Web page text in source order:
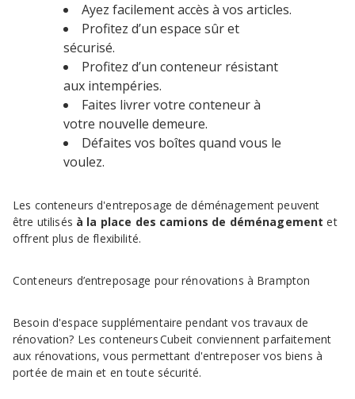
Ayez facilement accès à vos articles.
Profitez d’un espace sûr et
sécurisé.
Profitez d’un conteneur résistant
aux intempéries.
Faites livrer votre conteneur à
votre nouvelle demeure.
Défaites vos boîtes quand vous le
voulez.
Les conteneurs d'entreposage de déménagement peuvent
être utilisés à la place des camions de déménagement et
offrent plus de flexibilité.
Conteneurs d’entreposage pour rénovations à Brampton
Besoin d'espace supplémentaire pendant vos travaux de
rénovation? Les conteneurs Cubeit conviennent parfaitement
aux rénovations, vous permettant d'entreposer vos biens à
portée de main et en toute sécurité.